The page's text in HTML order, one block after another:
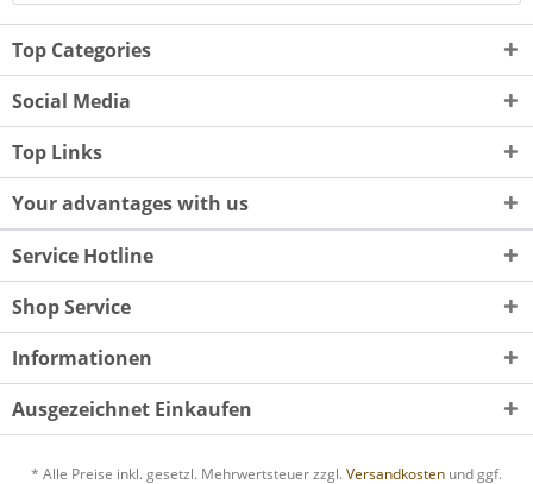
Top Categories
Social Media
Top Links
Your advantages with us
Service Hotline
Shop Service
Informationen
Ausgezeichnet Einkaufen
* Alle Preise inkl. gesetzl. Mehrwertsteuer zzgl. Versandkosten und ggf.